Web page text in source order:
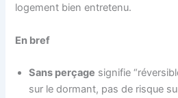
logement bien entretenu.
En bref
Sans perçage signifie
sur le dormant, pas de risque